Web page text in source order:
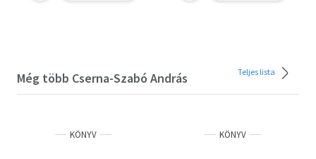
Még több Cserna-Szabó András Teljes lista
KÖNYV KÖNYV